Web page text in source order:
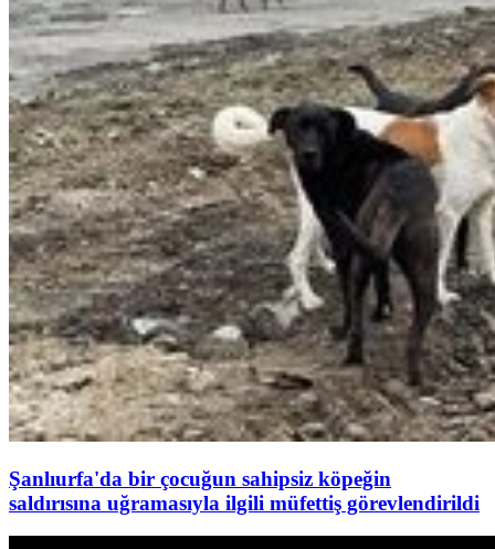
Şanlıurfa'da bir çocuğun sahipsiz köpeğin
saldırısına uğramasıyla ilgili müfettiş görevlendirildi